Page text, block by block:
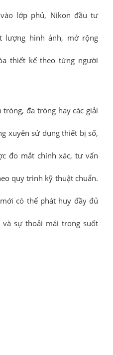
lớp phủ, Nikon đầu tư
lượng hình ảnh, mở rộng
thiết kế theo từng người
đa tròng hay các giải
xuyên sử dụng thiết bị số,
đo mắt chính xác, tư vấn
quy trình kỹ thuật chuẩn.
mới có thể phát huy đầy đủ
sự thoải mái trong suốt